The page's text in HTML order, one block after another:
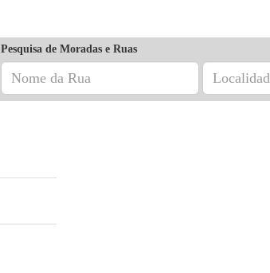
Pesquisa de Moradas e Ruas